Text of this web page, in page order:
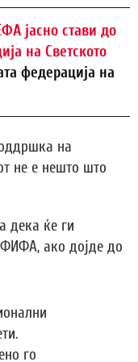
јасно стави до
на Светското
федерација на
на
не е нешто што
дека ќе ги
ако дојде до
го